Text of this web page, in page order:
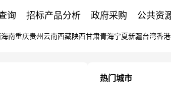
询 招标产品分析 政府采购 公共资
海南重庆贵州 云南西藏陕西甘肃青海宁夏新疆台湾香港
热门城市